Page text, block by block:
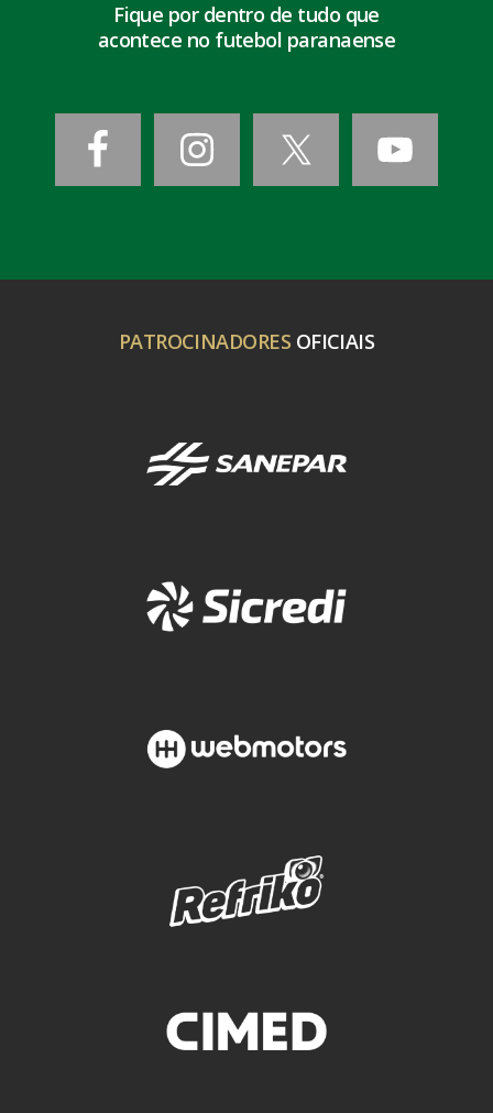
Fique por dentro de tudo que
acontece no futebol paranaense
PATROCINADORES OFICIAIS